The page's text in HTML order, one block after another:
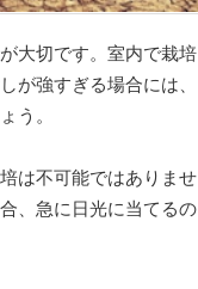
大切です。室内で栽培
が強すぎる場合には、
う。
は不可能ではありませ
、急に日光に当てるの